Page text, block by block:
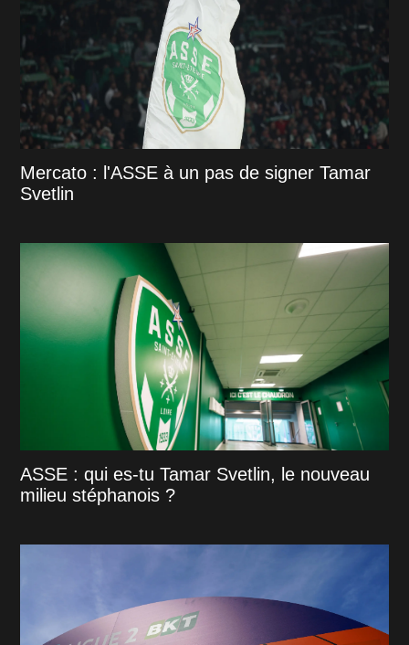
Mercato : l'ASSE à un pas de signer Tamar
Svetlin
ASSE : qui es-tu Tamar Svetlin, le nouveau
milieu stéphanois ?